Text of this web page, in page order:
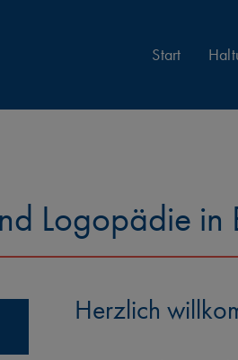
Start
Logopädie in
Herzlich